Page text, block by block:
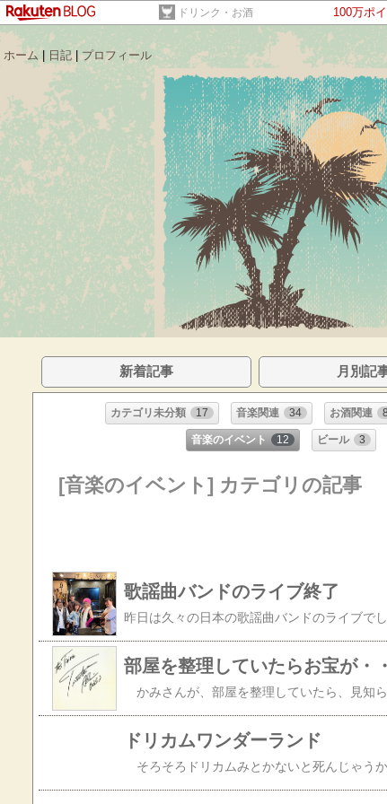
ドリンク・お酒 100万ポ
ホーム| 日記|プロフィール
新着記事 月別記
カテゴリ未分類 17 音楽関連 34 お酒関連
音楽のイベント 12 ビール 3
[音楽のイベント] カテゴリの記事
歌謡曲バンドのライブ終了
部屋を整理していたらお宝が・・
ドリカムワンダーランド